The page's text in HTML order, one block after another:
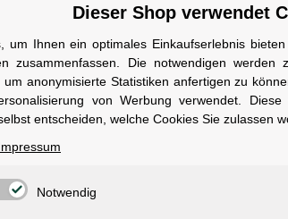
Obermaterial: Mesh, PU | Sohle: EVA,
Verschluss:
Drehverschluss
Stiffness Index:
5
Besonderheiten:
Natural Fit Leisten, verstärkte
wen geeignet
Fahrer, die einen vielseitigen Schuh für das
Dieser Shop verwendet
um Ihnen ein optimales Einkaufserlebnis
zusammenfassen. Die notwendigen
anonymisierte Statistiken anfertigen zu
von Werbung verwendet.
entscheiden, welche Cookies Sie zulassen
Notwendig